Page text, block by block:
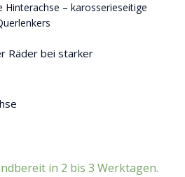
Hinterachse – karosserieseitige
Räder bei starker
in 2 bis 3 Werktagen.